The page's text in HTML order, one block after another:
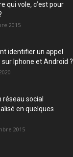
qui vole, c’est pour
2015
identifier un appel
Iphone et Android ?
réseau social
en quelques
2015